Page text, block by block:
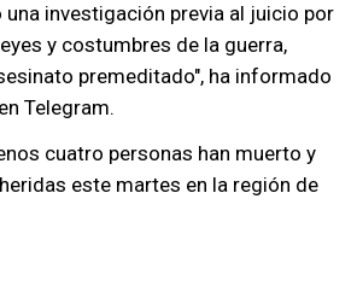
una investigación previa al juicio por
y costumbres de la guerra,
premeditado", ha informado
Telegram.
cuatro personas han muerto y
este martes en la región de